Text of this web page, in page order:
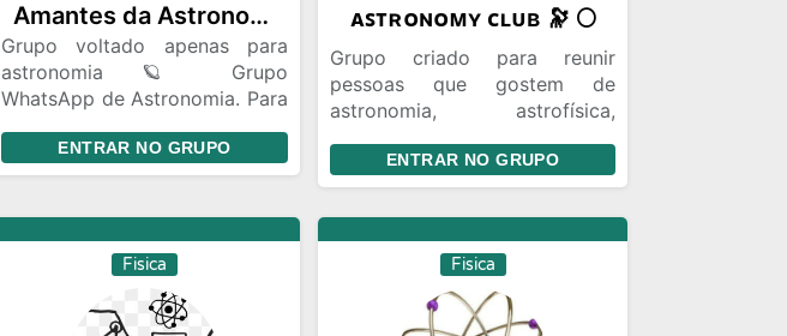
Amantes da Astronomia
Grupo voltado apenas para
astronomia 🪐 Grupo
WhatsApp de Astronomia. Para
entre no grupo
ENTRAR NO GRUPO
ᴀꜱᴛʀᴏɴᴏᴍʏ ᴄʟᴜʙ 🔭 🌕
Grupo criado para reunir
pessoas que gostem de
astronomia, astrofísica,
ENTRAR NO GRUPO
Fisica Fisica